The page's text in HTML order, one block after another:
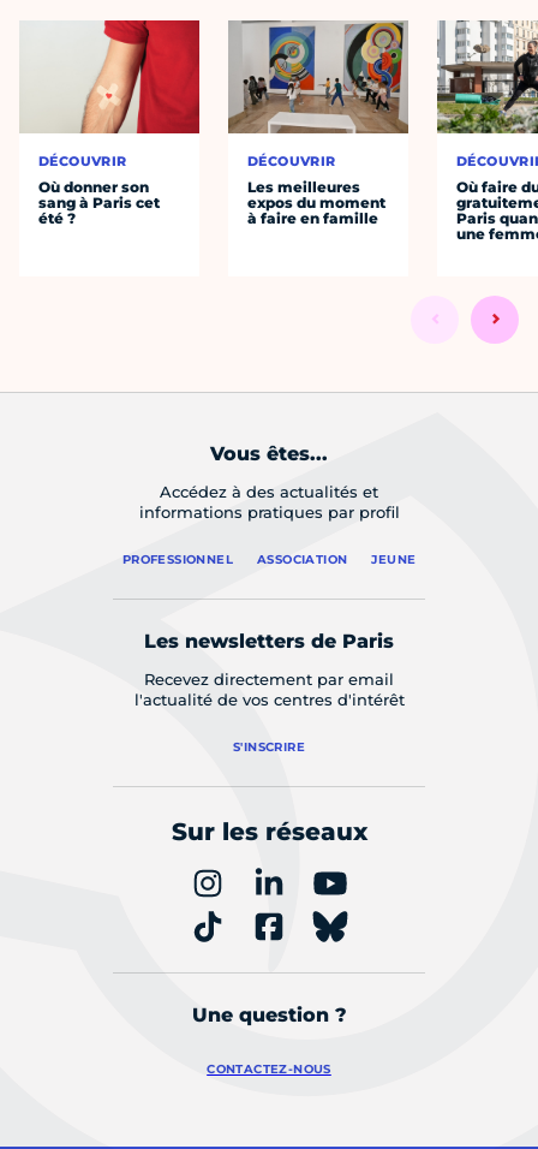
DÉCOUVRIR
Où donner son
sang à Paris cet
été ?
DÉCOUVRIR
Les meilleures
expos du moment
à faire en famille
Où faire
Paris
une
Vous êtes...
Accédez à des actualités et
informations pratiques par profil
PROFESSIONNEL ASSOCIATION JEUNE
Les newsletters de Paris
Recevez directement par email
l'actualité de vos centres d'intérêt
S'INSCRIRE
Sur les réseaux
Une question ?
CONTACTEZ-NOUS